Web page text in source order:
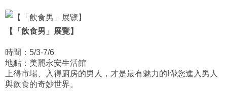
【「飲食男」展覽】
時間：5/3-7/6
地點：美麗永安生活館
上得市場、入得廚房的男人，才是最有魅力的!帶您進入男人
與飲食的奇妙世界。